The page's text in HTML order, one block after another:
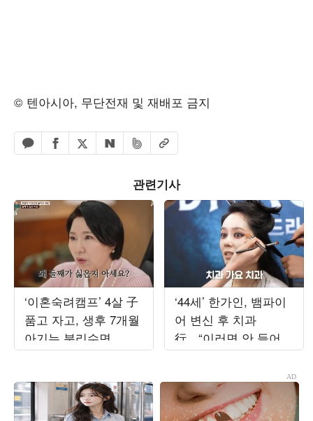
© 텐아시아, 무단전재 및 재배포 금지
카카오톡 공유하기
페이스북 공유하기
엑스 공유하기
네이버 공유하기
밴드 공유하기
URL복사
관련기사
‘이혼숙려캠프’ 4살 子
품고 자고, 생후 7개월
아기는 분리수면...이
호선 “둘째 싫은 이유
‘44세’ 한가인, 뱀파이
어 변신 후 치과
行…“이러면 안 들어보
내줄 듯” (‘자유부인’)